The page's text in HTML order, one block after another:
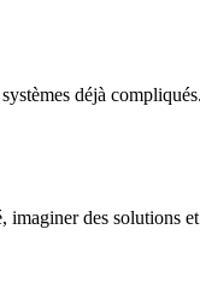
déjà compliqués.
des solutions